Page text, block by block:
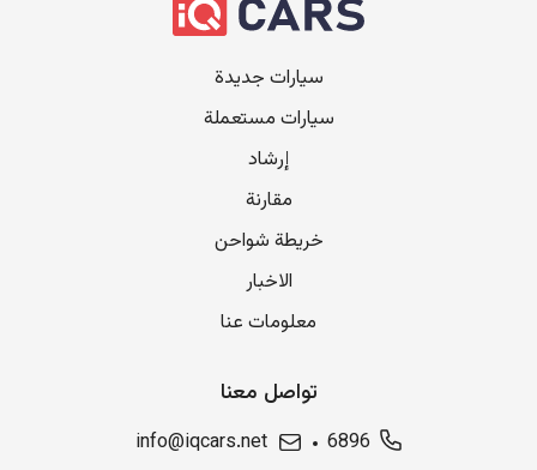
سيارات جديدة
سيارات مستعملة
إرشاد
مقارنة
خريطة شواحن
الاخبار
معلومات عنا
تواصل معنا
6896
info@iqcars.net